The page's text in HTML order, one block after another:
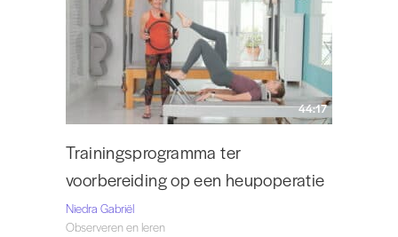
44:17
Trainingsprogramma ter
voorbereiding op een heupoperatie
Niedra Gabriël
Observeren en leren